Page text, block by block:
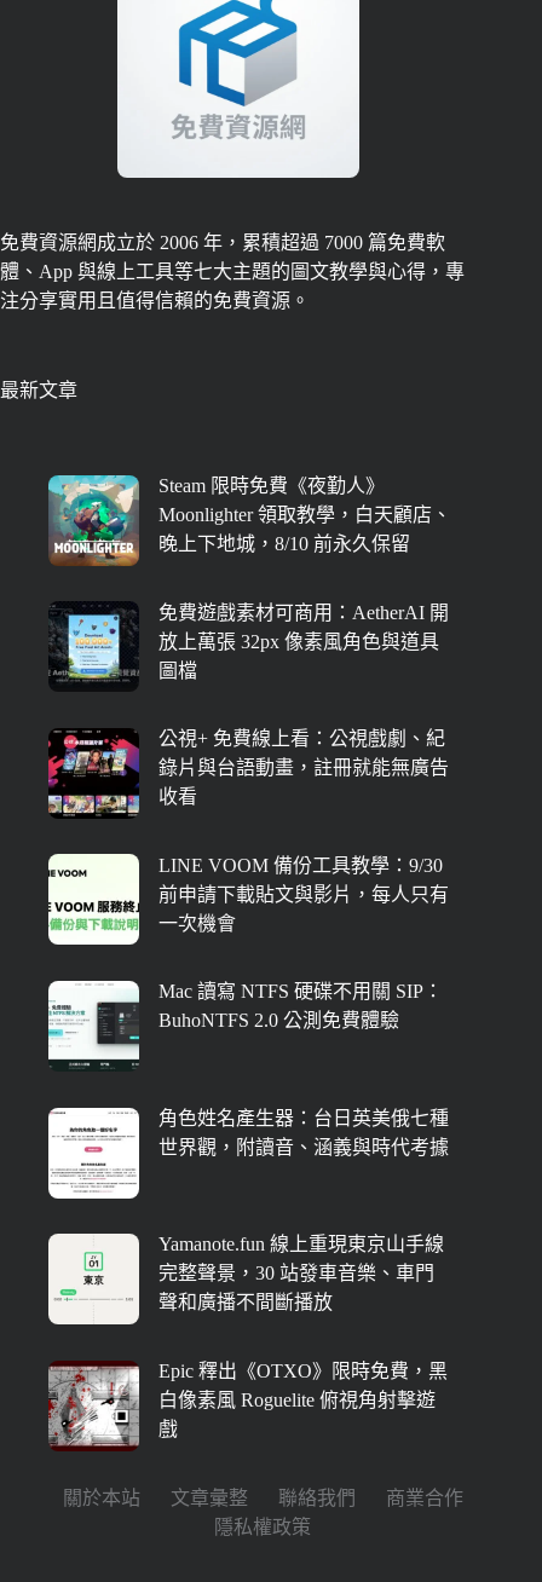
免費資源網成立於 2006 年，累積超過 7000 篇免費軟
體、App 與線上工具等七大主題的圖文教學與心得，專
注分享實用且值得信賴的免費資源。
最新文章
Steam 限時免費《夜勤人》
Moonlighter 領取教學，白天顧店、
晚上下地城，8/10 前永久保留
免費遊戲素材可商用：AetherAI 開
放上萬張 32px 像素風角色與道具
圖檔
公視+ 免費線上看：公視戲劇、紀
錄片與台語動畫，註冊就能無廣告
收看
LINE VOOM 備份工具教學：9/30
前申請下載貼文與影片，每人只有
一次機會
Mac 讀寫 NTFS 硬碟不用關 SIP：
BuhoNTFS 2.0 公測免費體驗
角色姓名產生器：台日英美俄七種
世界觀，附讀音、涵義與時代考據
Yamanote.fun 線上重現東京山手線
完整聲景，30 站發車音樂、車門
聲和廣播不間斷播放
Epic 釋出《OTXO》限時免費，黑
白像素風 Roguelite 俯視角射擊遊
戲
關於本站 文章彙整 聯絡我們
商業合作
隱私權政策